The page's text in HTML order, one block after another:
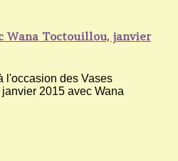
Wana Toctouillou, janvier
l'occasion des Vases
2015 avec Wana